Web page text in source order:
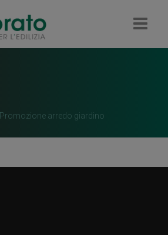
Promozione arredo giardino